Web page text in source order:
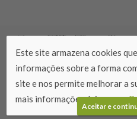
Copyright © 2025 –
Propriedade Intelectual
Este site armazena cookies
informações sobre a forma
site e nos permite melhorar a
mais informações, leia nossa
Aceitar e